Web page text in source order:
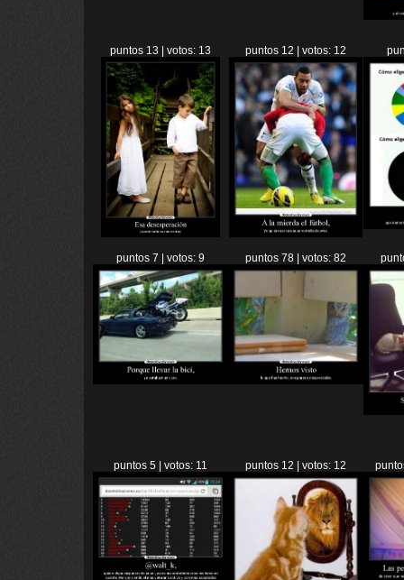
puntos 13 | votos: 13 puntos 12 | votos: 12
puntos 7 | votos: 9 puntos 78 | votos: 82
puntos 5 | votos: 11 puntos 12 | votos: 12